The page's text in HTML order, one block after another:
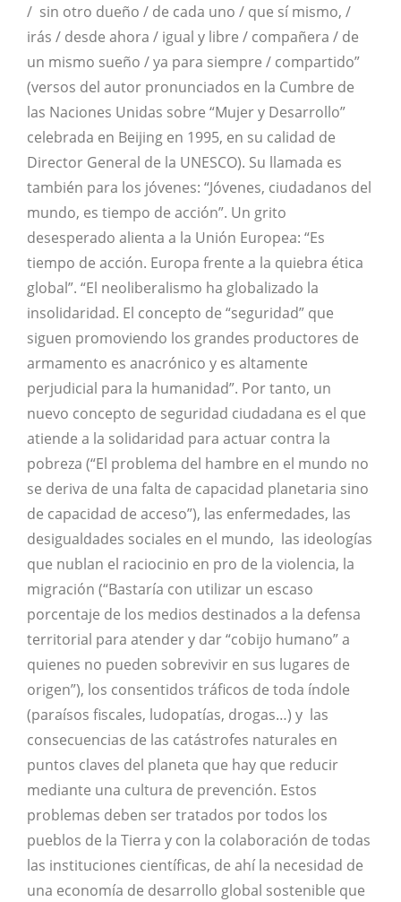
/ sin otro dueño / de cada uno / que sí mismo, /
irás / desde ahora / igual y libre / compañera / de
un mismo sueño / ya para siempre / compartido”
(versos del autor pronunciados en la Cumbre de
las Naciones Unidas sobre “Mujer y Desarrollo”
celebrada en Beijing en 1995, en su calidad de
Director General de la UNESCO). Su llamada es
también para los jóvenes: “Jóvenes, ciudadanos del
mundo, es tiempo de acción”. Un grito
desesperado alienta a la Unión Europea: “Es
tiempo de acción. Europa frente a la quiebra ética
global”. “El neoliberalismo ha globalizado la
insolidaridad. El concepto de “seguridad” que
siguen promoviendo los grandes productores de
armamento es anacrónico y es altamente
perjudicial para la humanidad”. Por tanto, un
nuevo concepto de seguridad ciudadana es el que
atiende a la solidaridad para actuar contra la
pobreza (“El problema del hambre en el mundo no
se deriva de una falta de capacidad planetaria sino
de capacidad de acceso”), las enfermedades, las
desigualdades sociales en el mundo, las ideologías
que nublan el raciocinio en pro de la violencia, la
migración (“Bastaría con utilizar un escaso
porcentaje de los medios destinados a la defensa
territorial para atender y dar “cobijo humano” a
quienes no pueden sobrevivir en sus lugares de
origen”), los consentidos tráficos de toda índole
(paraísos fiscales, ludopatías, drogas…) y las
consecuencias de las catástrofes naturales en
puntos claves del planeta que hay que reducir
mediante una cultura de prevención. Estos
problemas deben ser tratados por todos los
pueblos de la Tierra y con la colaboración de todas
las instituciones científicas, de ahí la necesidad de
una economía de desarrollo global sostenible que